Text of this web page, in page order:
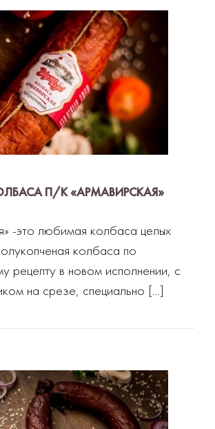
П/К «АРМАВИРСКАЯ»
-это любимая колбаса целых
колбаса по
рецепту в новом исполнении, с
на срезе, специально […]